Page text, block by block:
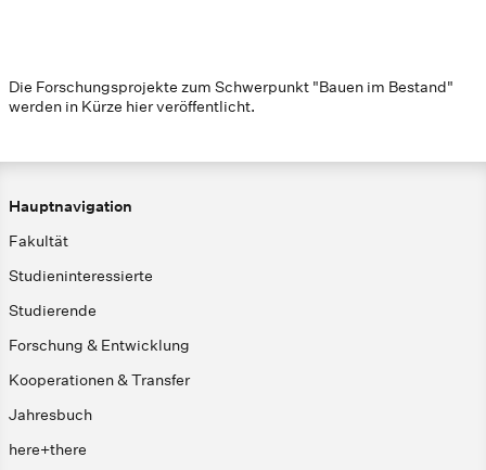
Die Forschungsprojekte zum Schwerpunkt "Bauen im Bestand"
werden in Kürze hier veröffentlicht.
Hauptnavigation
Fakultät
Studieninteressierte
Studierende
Forschung & Entwicklung
Kooperationen & Transfer
Jahresbuch
here+there